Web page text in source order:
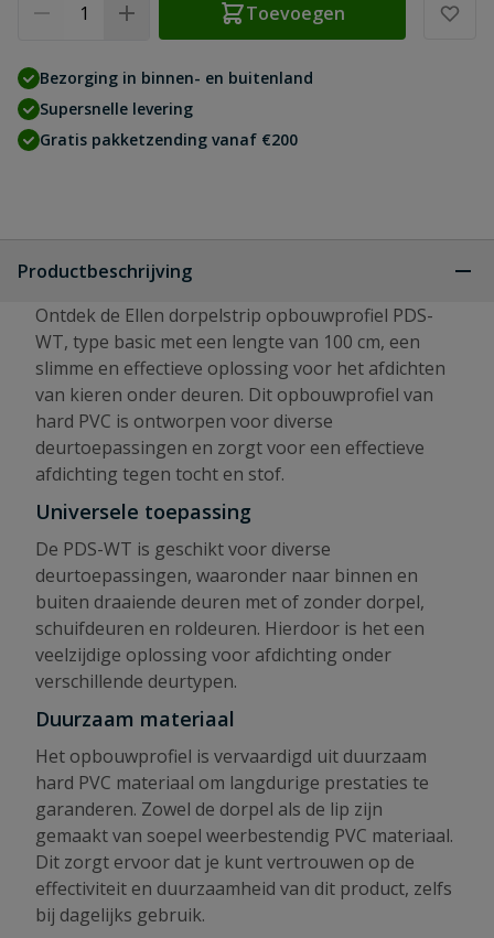
Toevoegen
Bezorging in binnen- en buitenland
Supersnelle levering
Gratis pakketzending vanaf €200
Productbeschrijving
Ontdek de Ellen dorpelstrip opbouwprofiel PDS-
WT, type basic met een lengte van 100 cm, een
slimme en effectieve oplossing voor het afdichten
van kieren onder deuren. Dit opbouwprofiel van
hard PVC is ontworpen voor diverse
deurtoepassingen en zorgt voor een effectieve
afdichting tegen tocht en stof.
Universele toepassing
De PDS-WT is geschikt voor diverse
deurtoepassingen, waaronder naar binnen en
buiten draaiende deuren met of zonder dorpel,
schuifdeuren en roldeuren. Hierdoor is het een
veelzijdige oplossing voor afdichting onder
verschillende deurtypen.
Duurzaam materiaal
Het opbouwprofiel is vervaardigd uit duurzaam
hard PVC materiaal om langdurige prestaties te
garanderen. Zowel de dorpel als de lip zijn
gemaakt van soepel weerbestendig PVC materiaal.
Dit zorgt ervoor dat je kunt vertrouwen op de
effectiviteit en duurzaamheid van dit product, zelfs
bij dagelijks gebruik.